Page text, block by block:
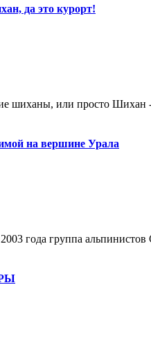
да это курорт!
шиханы, или просто Шихан
на вершине Урала
2003 года группа